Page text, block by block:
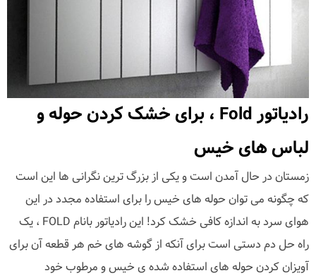
رادیاتور Fold ، برای خشک کردن حوله و
لباس های خیس
زمستان در حال آمدن است و یکی از بزرگ ترین نگرانی ها این است
که چگونه می توان حوله های خیس را برای استفاده مجدد در این
هوای سرد به اندازه کافی خشک کرد! این رادیاتور بانام FOLD ، یک
راه حل دم دستی است برای آنکه از گوشه های خم هر قطعه آن برای
آویزان کردن حوله های استفاده شده ی خیس و مرطوب خود